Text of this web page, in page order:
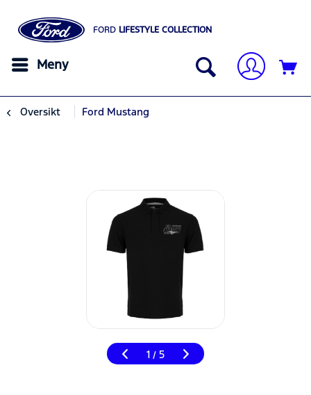
FORD LIFESTYLE COLLECTION
Meny
Oversikt Ford Mustang
1 / 5